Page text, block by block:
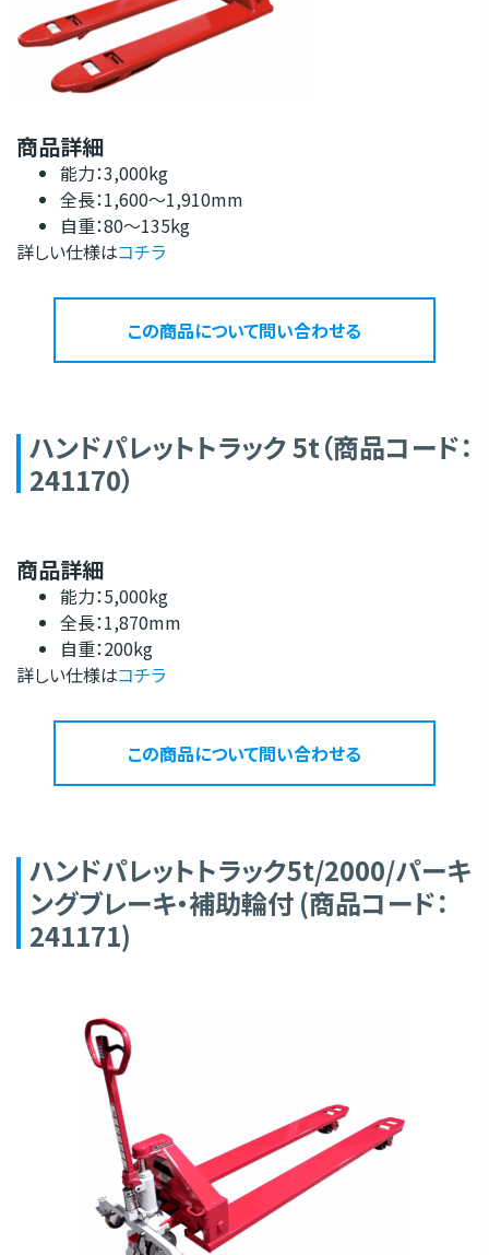
商品詳細
能力：3,000kg
全長：1,600～1,910mm
自重：80～135kg
詳しい仕様はコチラ
この商品について問い合わせる
ハンドパレットトラック 5t（商品コード：
241170）
商品詳細
能力：5,000kg
全長：1,870mm
自重：200kg
詳しい仕様はコチラ
この商品について問い合わせる
ハンドパレットトラック5t/2000/パーキ
ングブレーキ・補助輪付 (商品コード：
241171)